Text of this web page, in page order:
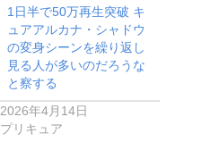
1日半で50万再生突破 キ
ュアアルカナ・シャドウ
の変身シーンを繰り返し
見る人が多いのだろうな
と察する
2026年4月14日
プリキュア